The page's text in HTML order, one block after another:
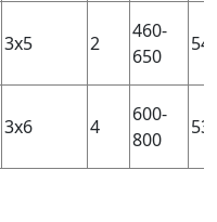
3x5 2
460-
650
3x6 4
600-
800